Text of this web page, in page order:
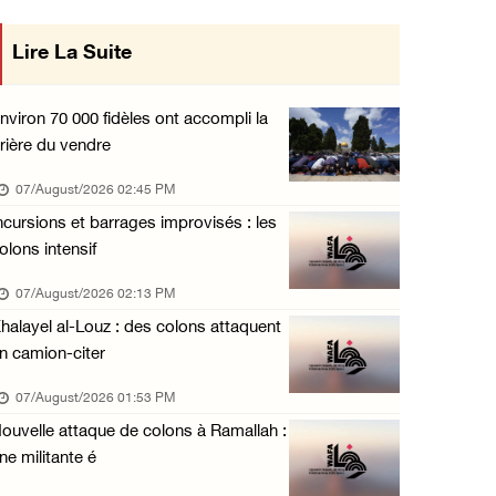
Blessés signalés lors d'une attaque de colon ...
06/August/2026 09:36 PM
L'occupation étend ses raids et ses campagne ...
06/August/2026 08:30 PM
Le président égyptien et le roi de Bahreïn i ...
06/August/2026 08:02 PM
UNICEF : 300 enfants tués depuis le cessez-l ...
06/August/2026 07:43 PM
Deux blessés, dont un adolescent, lors d’une ...
06/August/2026 07:10 PM
Israël restitue la dépouille d’Alaa Sobeh, d ...
mise en œuvre des décisions du Conseil
Central concernant les relations avec
Lire La Suite
70 000 fidèles ont accompli la
du vendre
07/August/2026 02:45 PM
et barrages improvisés : les
intensif
07/August/2026 02:13 PM
al-Louz : des colons attaquent
camion-citer
07/August/2026 01:53 PM
attaque de colons à Ramallah :
militante é